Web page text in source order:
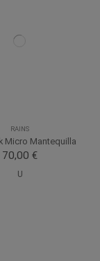
RAINS
Micro Mantequilla
70,00 €
U